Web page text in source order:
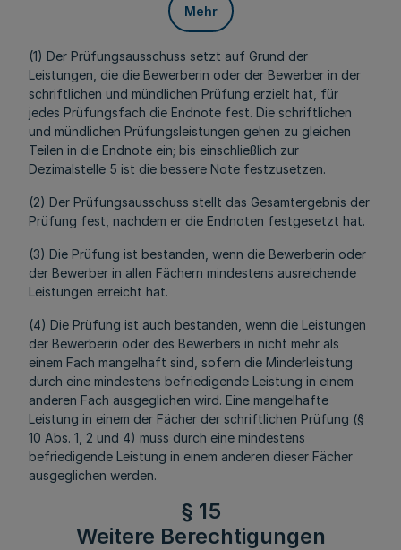
Mehr
(1) Der Prüfungsausschuss setzt auf Grund der
Leistungen, die die Bewerberin oder der Bewerber in der
schriftlichen und mündlichen Prüfung erzielt hat, für
jedes Prüfungsfach die Endnote fest. Die schriftlichen
und mündlichen Prüfungsleistungen gehen zu gleichen
Teilen in die Endnote ein; bis einschließlich zur
Dezimalstelle 5 ist die bessere Note festzusetzen.
(2) Der Prüfungsausschuss stellt das Gesamtergebnis der
Prüfung fest, nachdem er die Endnoten festgesetzt hat.
(3) Die Prüfung ist bestanden, wenn die Bewerberin oder
der Bewerber in allen Fächern mindestens ausreichende
Leistungen erreicht hat.
(4) Die Prüfung ist auch bestanden, wenn die Leistungen
der Bewerberin oder des Bewerbers in nicht mehr als
einem Fach mangelhaft sind, sofern die Minderleistung
durch eine mindestens befriedigende Leistung in einem
anderen Fach ausgeglichen wird. Eine mangelhafte
Leistung in einem der Fächer der schriftlichen Prüfung (§
10 Abs. 1, 2 und 4) muss durch eine mindestens
befriedigende Leistung in einem anderen dieser Fächer
ausgeglichen werden.
§ 15
Weitere Berechtigungen